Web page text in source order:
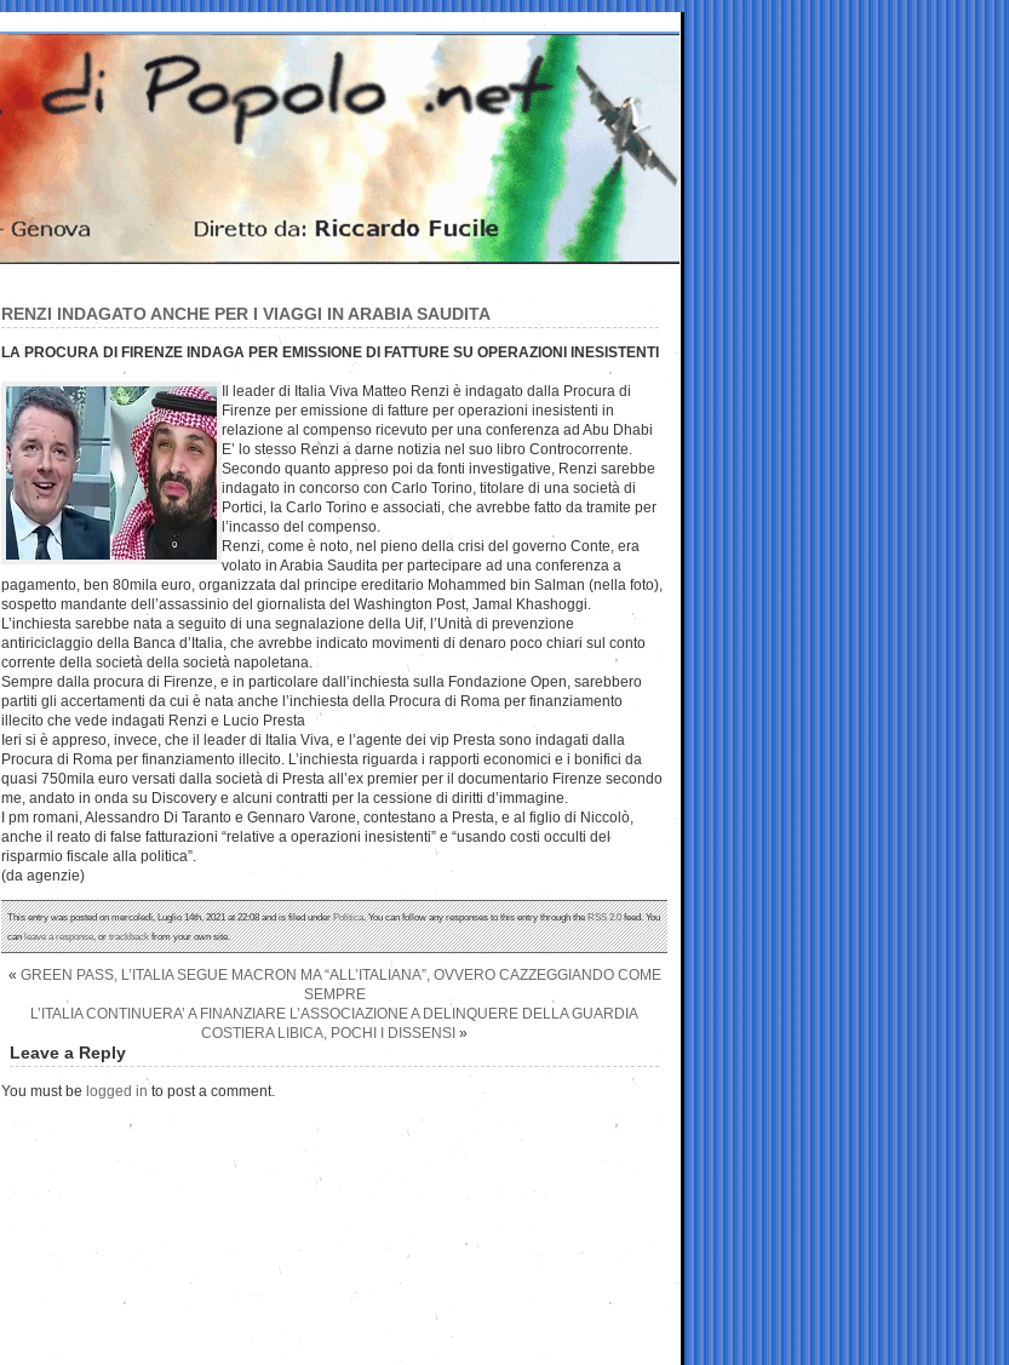
RENZI INDAGATO ANCHE PER I VIAGGI IN ARABIA SAUDITA
LA PROCURA DI FIRENZE INDAGA PER EMISSIONE DI FATTURE SU OPERAZIONI INESISTENTI
Il leader di Italia Viva Matteo Renzi è indagato dalla Procura di
Firenze per emissione di fatture per operazioni inesistenti in
relazione al compenso ricevuto per una conferenza ad Abu Dhabi
E’ lo stesso Renzi a darne notizia nel suo libro Controcorrente.
Secondo quanto appreso poi da fonti investigative, Renzi sarebbe
indagato in concorso con Carlo Torino, titolare di una società di
Portici, la Carlo Torino e associati, che avrebbe fatto da tramite per
l’incasso del compenso.
Renzi, come è noto, nel pieno della crisi del governo Conte, era
volato in Arabia Saudita per partecipare ad una conferenza a
pagamento, ben 80mila euro, organizzata dal principe ereditario Mohammed bin Salman (nella foto),
sospetto mandante dell’assassinio del giornalista del Washington Post, Jamal Khashoggi.
L’inchiesta sarebbe nata a seguito di una segnalazione della Uif, l’Unità di prevenzione
antiriciclaggio della Banca d’Italia, che avrebbe indicato movimenti di denaro poco chiari sul conto
corrente della società della società napoletana.
Sempre dalla procura di Firenze, e in particolare dall’inchiesta sulla Fondazione Open, sarebbero
partiti gli accertamenti da cui è nata anche l’inchiesta della Procura di Roma per finanziamento
illecito che vede indagati Renzi e Lucio Presta
Ieri si è appreso, invece, che il leader di Italia Viva, e l’agente dei vip Presta sono indagati dalla
Procura di Roma per finanziamento illecito. L’inchiesta riguarda i rapporti economici e i bonifici da
quasi 750mila euro versati dalla società di Presta all’ex premier per il documentario Firenze secondo
me, andato in onda su Discovery e alcuni contratti per la cessione di diritti d’immagine.
I pm romani, Alessandro Di Taranto e Gennaro Varone, contestano a Presta, e al figlio di Niccolò,
anche il reato di false fatturazioni “relative a operazioni inesistenti” e “usando costi occulti del
risparmio fiscale alla politica”.
(da agenzie)
This entry was posted on mercoledì, Luglio 14th, 2021 at 22:08 and is filed underPolitica. You can follow any responses to this entry through theRSS 2.0feed. You
canleave a response, ortrackbackfrom your own site.
« GREEN PASS, L’ITALIA SEGUE MACRON MA “ALL’ITALIANA”, OVVERO CAZZEGGIANDO COME
SEMPRE
L’ITALIA CONTINUERA’ A FINANZIARE L’ASSOCIAZIONE A DELINQUERE DELLA GUARDIA
COSTIERA LIBICA, POCHI I DISSENSI »
Leave a Reply
You must be logged in to post a comment.